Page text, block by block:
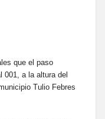
que el paso
001, a la altura del
Tulio Febres